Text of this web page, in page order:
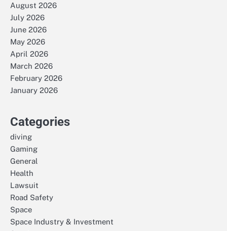
August 2026
July 2026
June 2026
May 2026
April 2026
March 2026
February 2026
January 2026
Categories
diving
Gaming
General
Health
Lawsuit
Road Safety
Space
Space Industry & Investment